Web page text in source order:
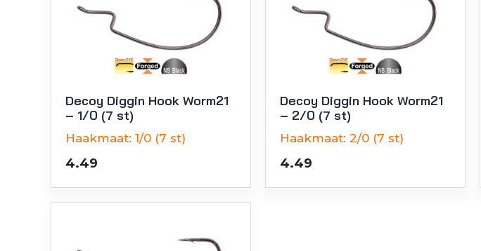
Decoy Diggin Hook Worm21
– 1/0 (7 st)
Haakmaat: 1/0 (7 st)
4.49
Decoy Diggin Hook Worm21
– 2/0 (7 st)
Haakmaat: 2/0 (7 st)
4.49